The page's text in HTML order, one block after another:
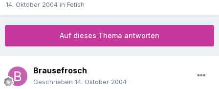
14. Oktober 2004 in Fetish
Auf dieses Thema antworten
Brausefrosch
Geschrieben 14. Oktober 2004